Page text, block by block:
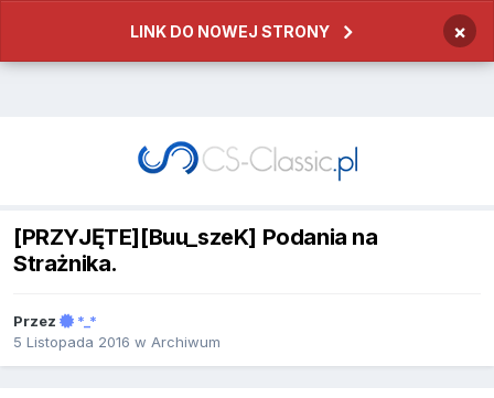
LINK DO NOWEJ STRONY ×
[PRZYJĘTE][Buu_szeK] Podania na
Strażnika.
Przez
*_*
5 Listopada 2016 w Archiwum